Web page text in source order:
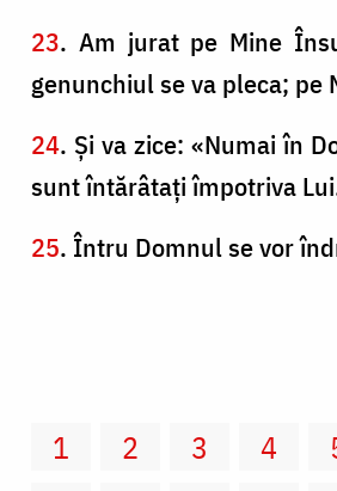
23. Am jurat pe Mine
genunchiul se va pleca;
24. Şi va zice: «Numai în
sunt întărâtaţi împotriva
25. Întru Domnul se vor
1 2 3 4